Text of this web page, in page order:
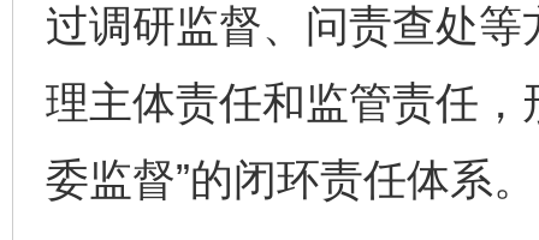
过调研监督、问责查处
理主体责任和监管责任，
委监督”的闭环责任体系。